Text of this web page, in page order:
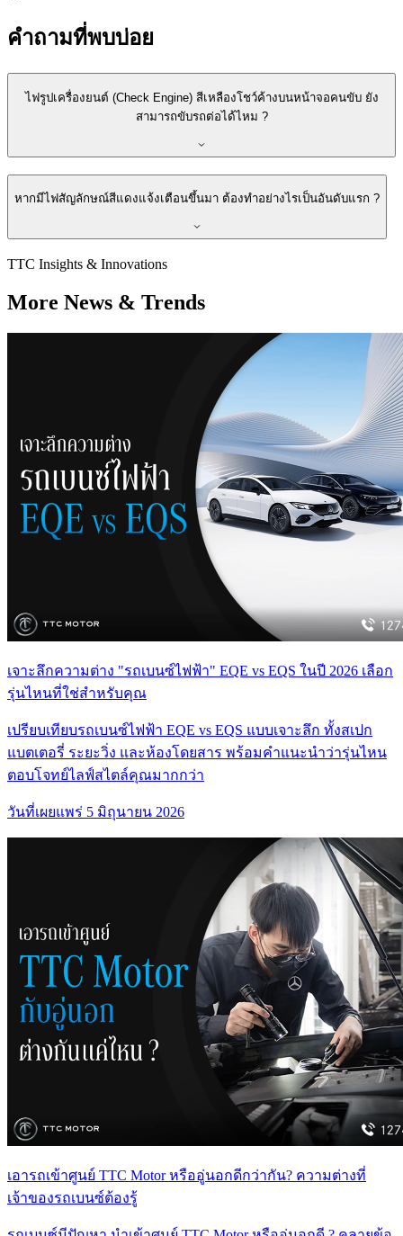
คำถามที่พบบ่อย
ไฟรูปเครื่องยนต์ (Check Engine) สีเหลืองโชว์ค้างบนหน้าจอคนขับ ยัง
สามารถขับรถต่อได้ไหม ?
หากมีไฟสัญลักษณ์สีแดงแจ้งเตือนขึ้นมา ต้องทำอย่างไรเป็นอันดับแรก ?
TTC Insights & Innovations
More News & Trends
เจาะลึกความต่าง "รถเบนซ์ไฟฟ้า" EQE vs EQS ในปี 2026 เลือก
รุ่นไหนที่ใช่สำหรับคุณ
เปรียบเทียบรถเบนซ์ไฟฟ้า EQE vs EQS แบบเจาะลึก ทั้งสเปก
แบตเตอรี่ ระยะวิ่ง และห้องโดยสาร พร้อมคำแนะนำว่ารุ่นไหน
ตอบโจทย์ไลฟ์สไตล์คุณมากกว่า
วันที่เผยแพร่ 5 มิถุนายน 2026
เอารถเข้าศูนย์ TTC Motor หรืออู่นอกดีกว่ากัน? ความต่างที่
เจ้าของรถเบนซ์ต้องรู้